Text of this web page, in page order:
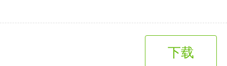
下载